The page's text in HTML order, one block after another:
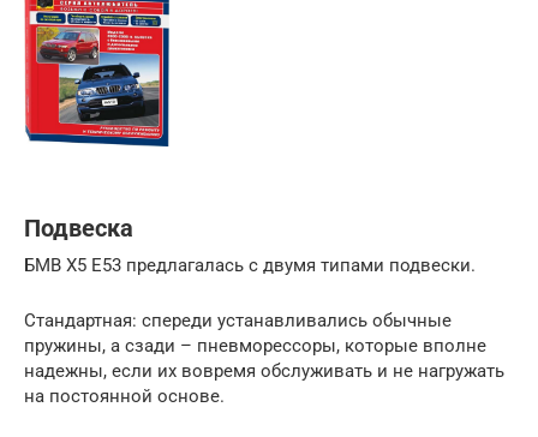
Подвеска
БМВ Х5 Е53 предлагалась с двумя типами подвески.
Стандартная: спереди устанавливались обычные
пружины, а сзади – пневморессоры, которые вполне
надежны, если их вовремя обслуживать и не нагружать
на постоянной основе.